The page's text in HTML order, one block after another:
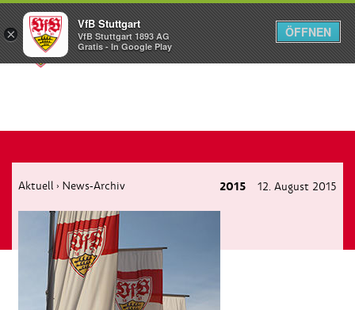
Menü
Aktuell › News-Archiv 2015 12. August 2015
×
VfB Stuttgart
VfB Stuttgart 1893 AG
Gratis - In Google Play
ÖFFNEN